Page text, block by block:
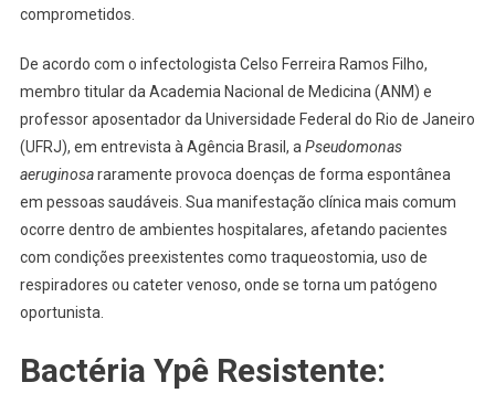
comprometidos.
De acordo com o infectologista Celso Ferreira Ramos Filho,
membro titular da Academia Nacional de Medicina (ANM) e
professor aposentador da Universidade Federal do Rio de Janeiro
(UFRJ), em entrevista à Agência Brasil, aPseudomonas
aeruginosararamente provoca doenças de forma espontânea
em pessoas saudáveis. Sua manifestação clínica mais comum
ocorre dentro de ambientes hospitalares, afetando pacientes
com condições preexistentes como traqueostomia, uso de
respiradores ou cateter venoso, onde se torna um patógeno
oportunista.
Bactéria Ypê Resistente: